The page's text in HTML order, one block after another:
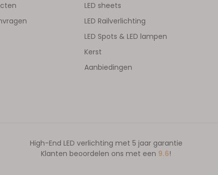
LED sheets
LED Railverlichting
LED Spots & LED lampen
Kerst
Aanbiedingen
High-End LED verlichting met 5 jaar garantie
Klanten beoordelen ons met een 9.6!